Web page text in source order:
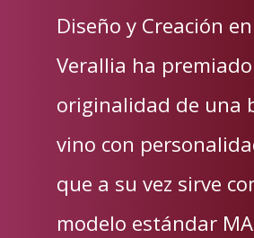
Diseño y Creación
Verallia ha
originalidad de una
vino con
que a su vez sirve
modelo estándar